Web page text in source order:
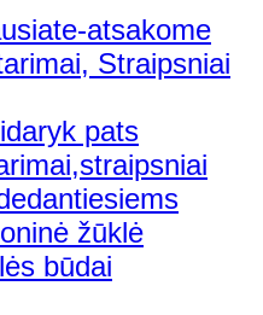
atsakome
Straipsniai
pats
žūklė
būdai